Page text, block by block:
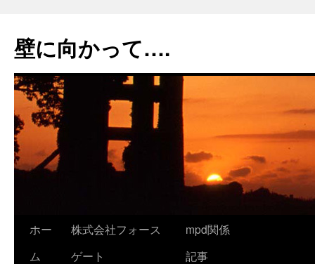
テ
ン
へ
ス
キ
ッ
プ
壁に向かって….
ホー
ム
株式会社フォース
ゲート
mpd関係
記事